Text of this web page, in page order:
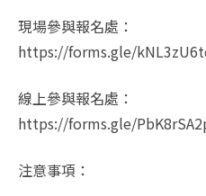
現場參與報名處：
https://forms.gle/
線上參與報名處：
https://forms.gle/
注意事項：